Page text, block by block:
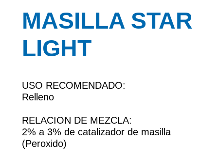
MASILLA STAR
LIGHT
USO RECOMENDADO:
Relleno
RELACION DE MEZCLA:
2% a 3% de catalizador de masilla
(Peroxido)